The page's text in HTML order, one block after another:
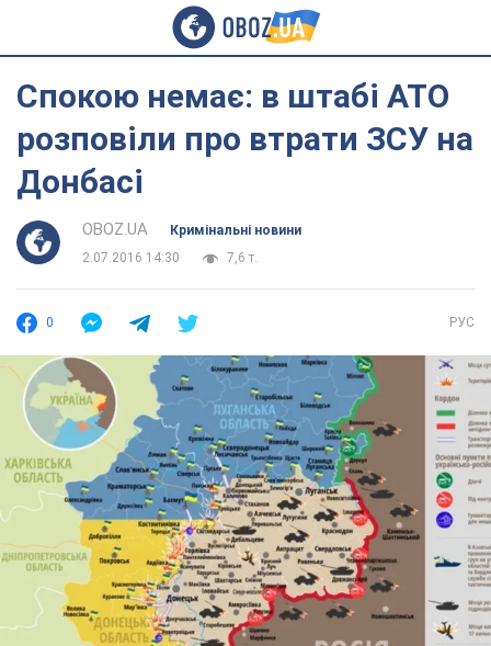
Спокою немає: в штабі АТО
розповіли про втрати ЗСУ на
Донбасі
OBOZ.UA
Кримінальні новини
2.07.2016 14:30
7,6 т.
0 РУС